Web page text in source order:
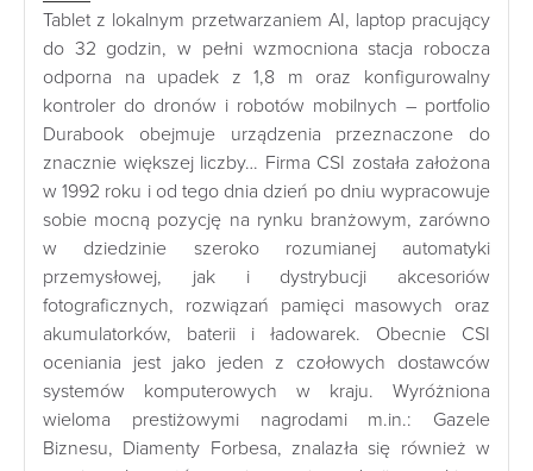
Tablet z lokalnym przetwarzaniem AI, laptop pracujący
do 32 godzin, w pełni wzmocniona stacja robocza
odporna na upadek z 1,8 m oraz konfigurowalny
kontroler do dronów i robotów mobilnych – portfolio
Durabook obejmuje urządzenia przeznaczone do
znacznie większej liczby… Firma CSI została założona
w 1992 roku i od tego dnia dzień po dniu wypracowuje
sobie mocną pozycję na rynku branżowym, zarówno
w dziedzinie szeroko rozumianej automatyki
przemysłowej, jak i dystrybucji akcesoriów
fotograficznych, rozwiązań pamięci masowych oraz
akumulatorków, baterii i ładowarek. Obecnie CSI
oceniania jest jako jeden z czołowych dostawców
systemów komputerowych w kraju. Wyróżniona
wieloma prestiżowymi nagrodami m.in.: Gazele
Biznesu, Diamenty Forbesa, znalazła się również w